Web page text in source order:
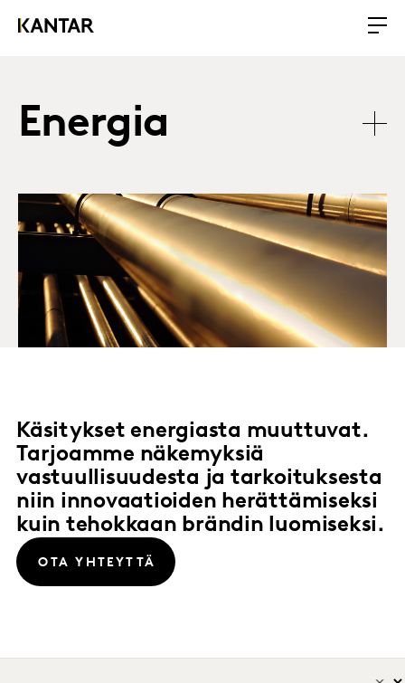
Energia
Käsitykset energiasta muuttuvat.
Tarjoamme näkemyksiä
vastuullisuudesta ja tarkoituksesta
niin innovaatioiden herättämiseksi
kuin tehokkaan brändin luomiseksi.
OTA YHTEYTTÄ